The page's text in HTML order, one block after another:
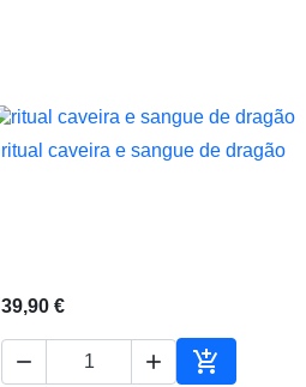
 Vista rápida
ritual caveira e sangue de dragão
39,90 €
  